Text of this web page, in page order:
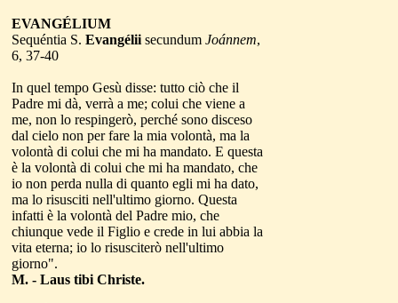
EVANGÉLIUM
Sequéntia S. Evangélii secundum Joánnem,
6, 37-40
In quel tempo Gesù disse: tutto ciò che il
Padre mi dà, verrà a me; colui che viene a
me, non lo respingerò, perché sono disceso
dal cielo non per fare la mia volontà, ma la
volontà di colui che mi ha mandato. E questa
è la volontà di colui che mi ha mandato, che
io non perda nulla di quanto egli mi ha dato,
ma lo risusciti nell'ultimo giorno. Questa
infatti è la volontà del Padre mio, che
chiunque vede il Figlio e crede in lui abbia la
vita eterna; io lo risusciterò nell'ultimo
giorno".
M. - Laus tibi Christe.